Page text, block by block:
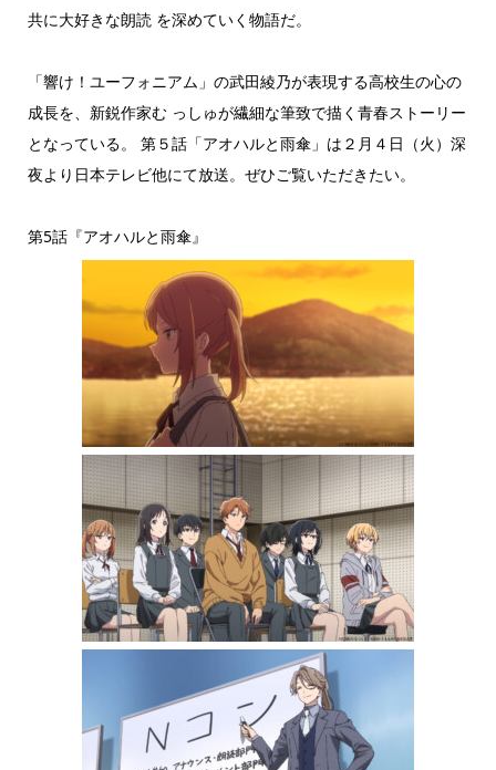
共に大好きな朗読 を深めていく物語だ。
「響け！ユーフォニアム」の武田綾乃が表現する高校生の心の
成長を、新鋭作家む っしゅが繊細な筆致で描く青春ストーリー
となっている。 第５話「アオハルと雨傘」は２月４日（火）深
夜より日本テレビ他にて放送。ぜひご覧いただきたい。
第5話『アオハルと雨傘』